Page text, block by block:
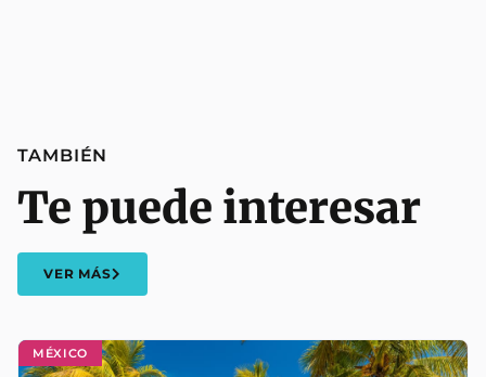
MÉXICO
TAMBIÉN
Te puede interesar
VER MÁS